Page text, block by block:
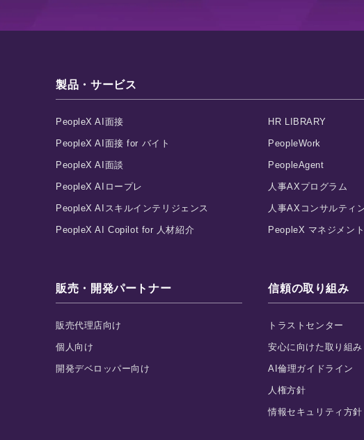
製品・サービス
PeopleX AI面接 HR LIBRARY
PeopleX AI面接 for バイト PeopleWork
PeopleX AI面談 PeopleAgent
PeopleX AIロープレ 人事AXプログラム
PeopleX AIスキルインテリジェンス 人事AXコンサルティ
PeopleX AI Copilot for 人材紹介 PeopleX マネジメン
販売・開発パートナー
販売代理店向け
個人向け
開発デベロッパー向け
信頼の取り組み
トラストセンター
安心に向けた取り組み
AI倫理ガイドライン
人権方針
情報セキュリティ方針